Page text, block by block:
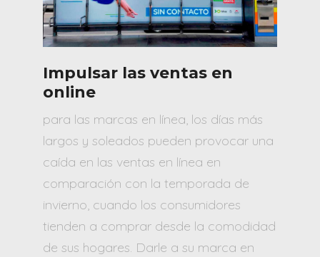
Impulsar las ventas en
online
para las marcas en línea, los días más
largos y soleados pueden provocar una
caída en las ventas en línea en
comparación con la temporada de
invierno, cuando los consumidores
tienden a comprar desde la comodidad
de sus hogares. Darle a su marca en